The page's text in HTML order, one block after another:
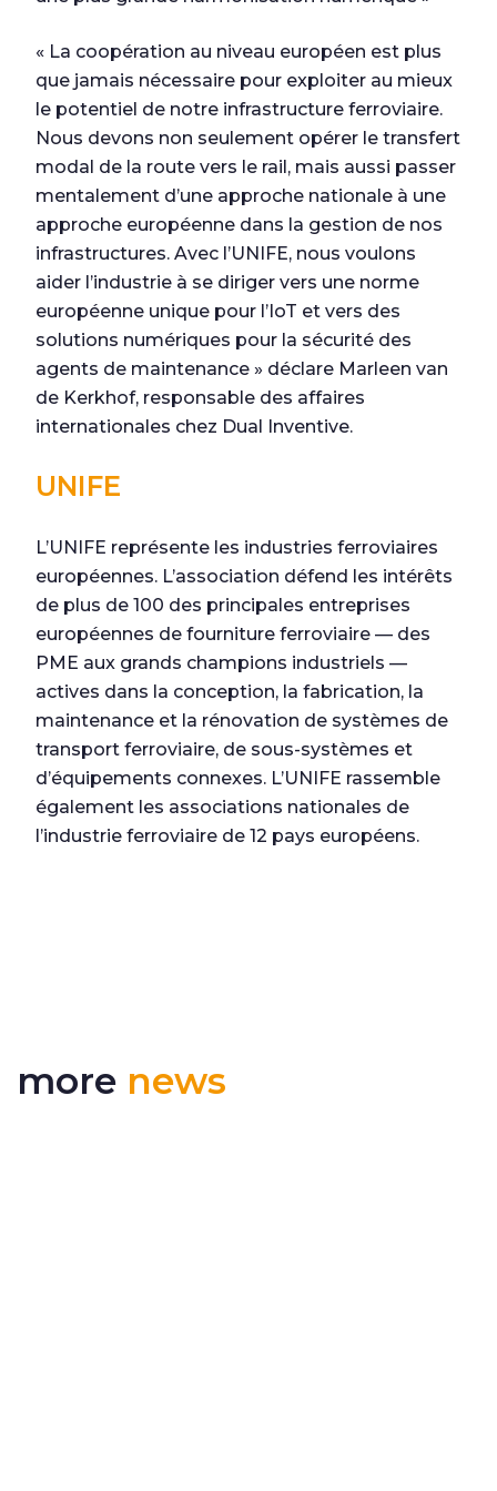
« La coopération au niveau européen est plus
que jamais nécessaire pour exploiter au mieux
le potentiel de notre infrastructure ferroviaire.
Nous devons non seulement opérer le transfert
modal de la route vers le rail, mais aussi passer
mentalement d’une approche nationale à une
approche européenne dans la gestion de nos
infrastructures. Avec l’UNIFE, nous voulons
aider l’industrie à se diriger vers une norme
européenne unique pour l’IoT et vers des
solutions numériques pour la sécurité des
agents de maintenance » déclare Marleen van
de Kerkhof, responsable des affaires
internationales chez Dual Inventive.
UNIFE
L’UNIFE représente les industries ferroviaires
européennes. L’association défend les intérêts
de plus de 100 des principales entreprises
européennes de fourniture ferroviaire — des
PME aux grands champions industriels —
actives dans la conception, la fabrication, la
maintenance et la rénovation de systèmes de
transport ferroviaire, de sous-systèmes et
d’équipements connexes. L’UNIFE rassemble
également les associations nationales de
l’industrie ferroviaire de 12 pays européens.
more news